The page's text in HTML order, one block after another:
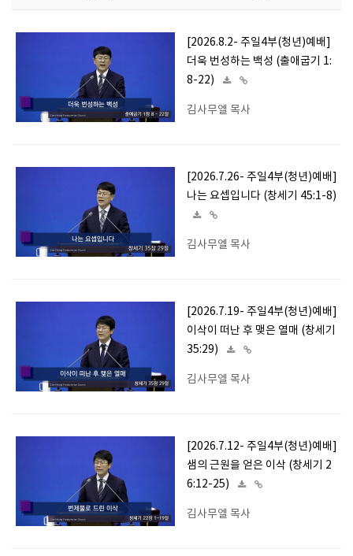
[2026.8.2- 주일4부(청년)예배]
더욱 번성하는 백성 (출애굽기 1:
8-22)
김사무엘 목사
[2026.7.26- 주일4부(청년)예배]
나는 요셉입니다 (창세기 45:1-8)
김사무엘 목사
[2026.7.19- 주일4부(청년)예배]
이삭이 떠난 후 맺은 열매 (창세기
35:29)
김사무엘 목사
[2026.7.12- 주일4부(청년)예배]
샘의 근원을 얻은 이삭 (창세기 2
6:12-25)
김사무엘 목사